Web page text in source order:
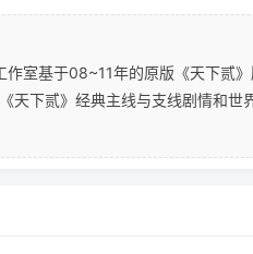
作室基于08~11年的原版《天下贰
天下贰》经典主线与支线剧情和